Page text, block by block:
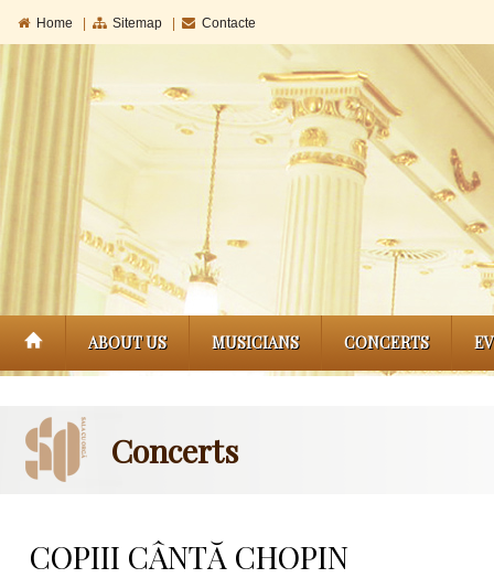
Home Sitemap Contacte
ABOUT US MUSICIANS CONCERTS
Concerts
COPIII CÂNTĂ CHOPIN